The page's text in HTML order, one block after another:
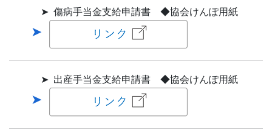
➤ 傷病手当金支給申請書 ◆協会けんぽ用紙
➤ 出産手当金支給申請書 ◆協会けんぽ用紙